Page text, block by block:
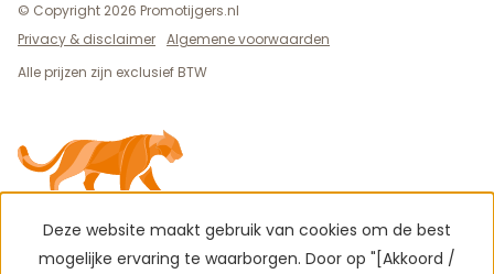
© Copyright 2026 Promotijgers.nl
Privacy & disclaimer Algemene voorwaarden
Alle prijzen zijn exclusief BTW
Deze website maakt gebruik van cookies om de best
mogelijke ervaring te waarborgen. Door op "[Akkoord /